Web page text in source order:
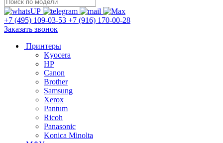
+7 (495) 109-03-53 +7 (916) 170-00-28
Заказать звонок
Принтеры
Kyocera
HP
Canon
Brother
Samsung
Xerox
Pantum
Ricoh
Panasonic
Konica Minolta